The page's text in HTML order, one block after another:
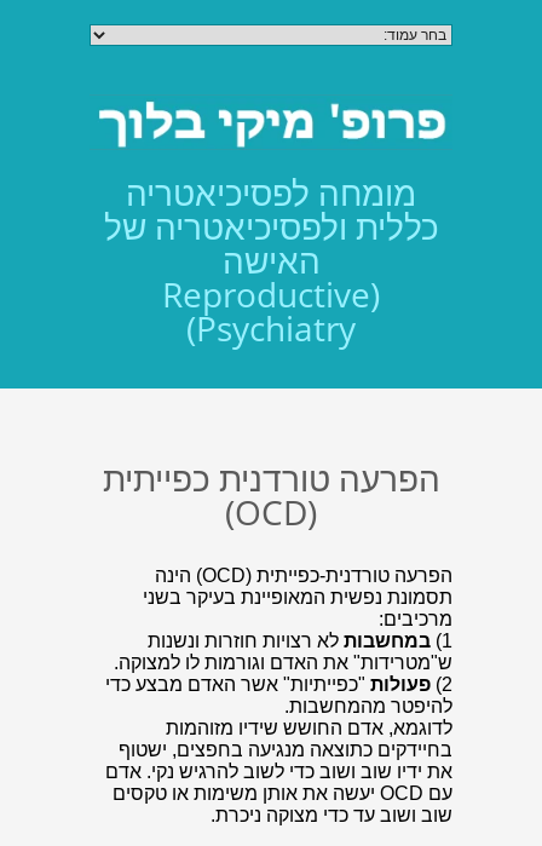
מומחה לפסיכיאטריה
כללית ולפסיכיאטריה של
האישה
(Reproductive
Psychiatry)
הפרעה טורדנית כפייתית
(OCD)
הפרעה טורדנית-כפייתית (OCD) הינה
תסמונת נפשית המאופיינת בעיקר בשני
מרכיבים:
1) במחשבות לא רצויות חוזרות ונשנות
ש"מטרידות" את האדם וגורמות לו למצוקה.
2) פעולות "כפייתיות" אשר האדם מבצע כדי
להיפטר מהמחשבות.
לדוגמא, אדם החושש שידיו מזוהמות
בחיידקים כתוצאה מנגיעה בחפצים, ישטוף
את ידיו שוב ושוב כדי לשוב להרגיש נקי. אדם
עם OCD יעשה את אותן משימות או טקסים
שוב ושוב עד כדי מצוקה ניכרת.